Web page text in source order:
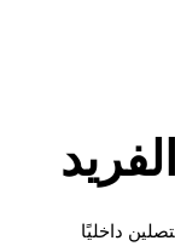
داخليًا